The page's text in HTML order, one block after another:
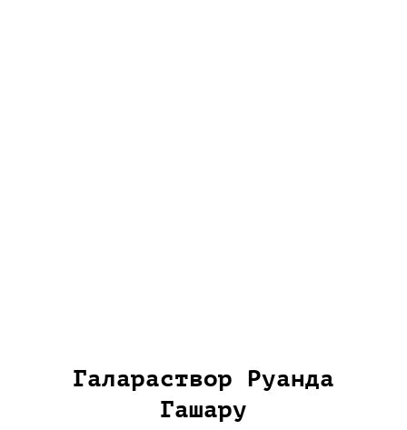
Галараствор Руанда
Гашару